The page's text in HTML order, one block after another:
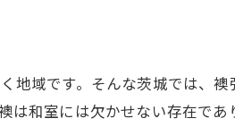
地域です。そんな茨城では、
は和室には欠かせない存在で